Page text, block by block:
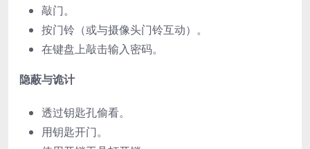
敲门。
按门铃（或与摄像头门铃互动）。
在键盘上敲击输入密码。
隐蔽与诡计
透过钥匙孔偷看。
用钥匙开门。